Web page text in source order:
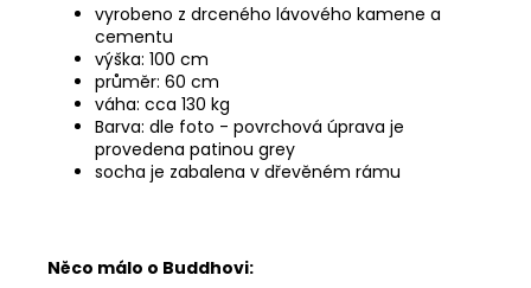
vyrobeno z drceného lávového kamene a
cementu
výška: 100 cm
průměr: 60 cm
váha: cca 130 kg
Barva: dle foto - povrchová úprava je
provedena patinou grey
socha je zabalena v dřevěném rámu
Něco málo o Buddhovi: